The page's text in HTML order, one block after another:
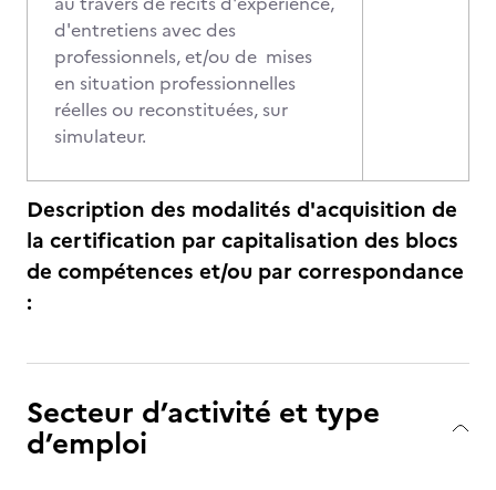
d'entretiens avec des
professionnels, et/ou de mises
en situation professionnelles
réelles ou reconstituées, sur
simulateur.
Description des modalités d'acquisition de
la certification par capitalisation des blocs
de compétences et/ou par correspondance
:
Secteur d’activité et type
d’emploi